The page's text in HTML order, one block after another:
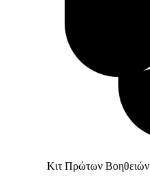
Κιτ Πρώτων Βοηθειών